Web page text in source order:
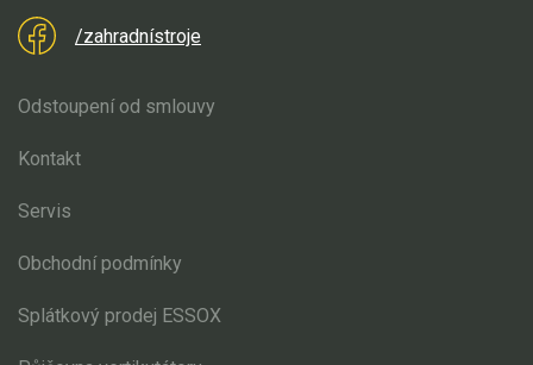
Aku křovinořezy a vyžínače
Elektrické pily
/zahradnístroje
Odstoupení od smlouvy
Kontakt
Servis
Obchodní podmínky
Splátkový prodej ESSOX